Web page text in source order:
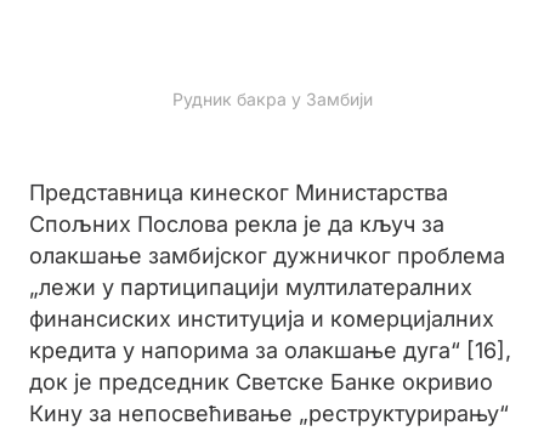
Рудник бакра у Замбији
Представница кинеског Министарства
Спољних Послова рекла је да кључ за
олакшање замбијског дужничког проблема
„лежи у партиципацији мултилатералних
финансиских институција и комерцијалних
кредита у напорима за олакшање дуга“ [16],
док је председник Светске Банке окривио
Кину за непосвећивање „реструктурирању“